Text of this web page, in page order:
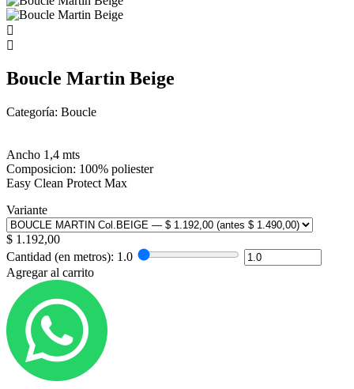
Boucle Martin Beige
Categoría: Boucle
Ancho 1,4 mts
Composicion: 100% poliester
Easy Clean Protect Max
Variante
$ 1.192,00
Cantidad (en metros): 1.0
Agregar al carrito